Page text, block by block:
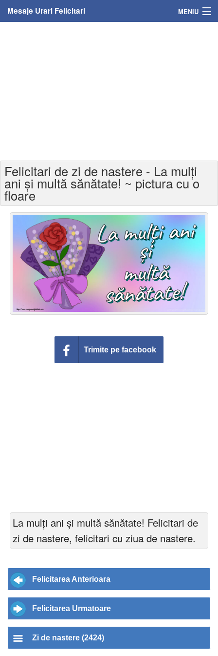
Mesaje Urari Felicitari MENIU
Felicitari varsta
Felicitari zilele anului
Felicitari zile saptamana
Felicitari muzicale
Felicitari muzicale personalizate
Felicitari animate
Invitatii personalizate
Felicitari de zi de nastere - La mulți
ani și multă sănătate! ~ pictura cu o
floare
Trimite pe facebook
La mulți ani și multă sănătate! Felicitari de
zi de nastere, felicitari cu ziua de nastere.
Felicitarea Anterioara
Felicitarea Urmatoare
Zi de nastere (2424)